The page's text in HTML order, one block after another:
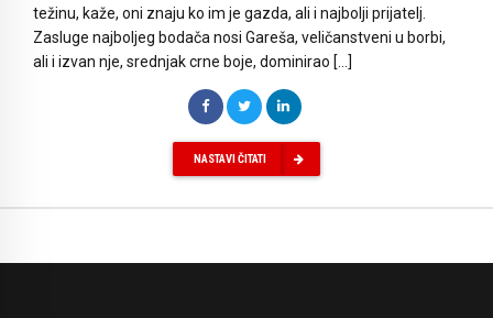
težinu, kaže, oni znaju ko im je gazda, ali i najbolji prijatelj.
Zasluge najboljeg bodača nosi Gareša, veličanstveni u borbi,
ali i izvan nje, srednjak crne boje, dominirao […]
NASTAVI ČITATI